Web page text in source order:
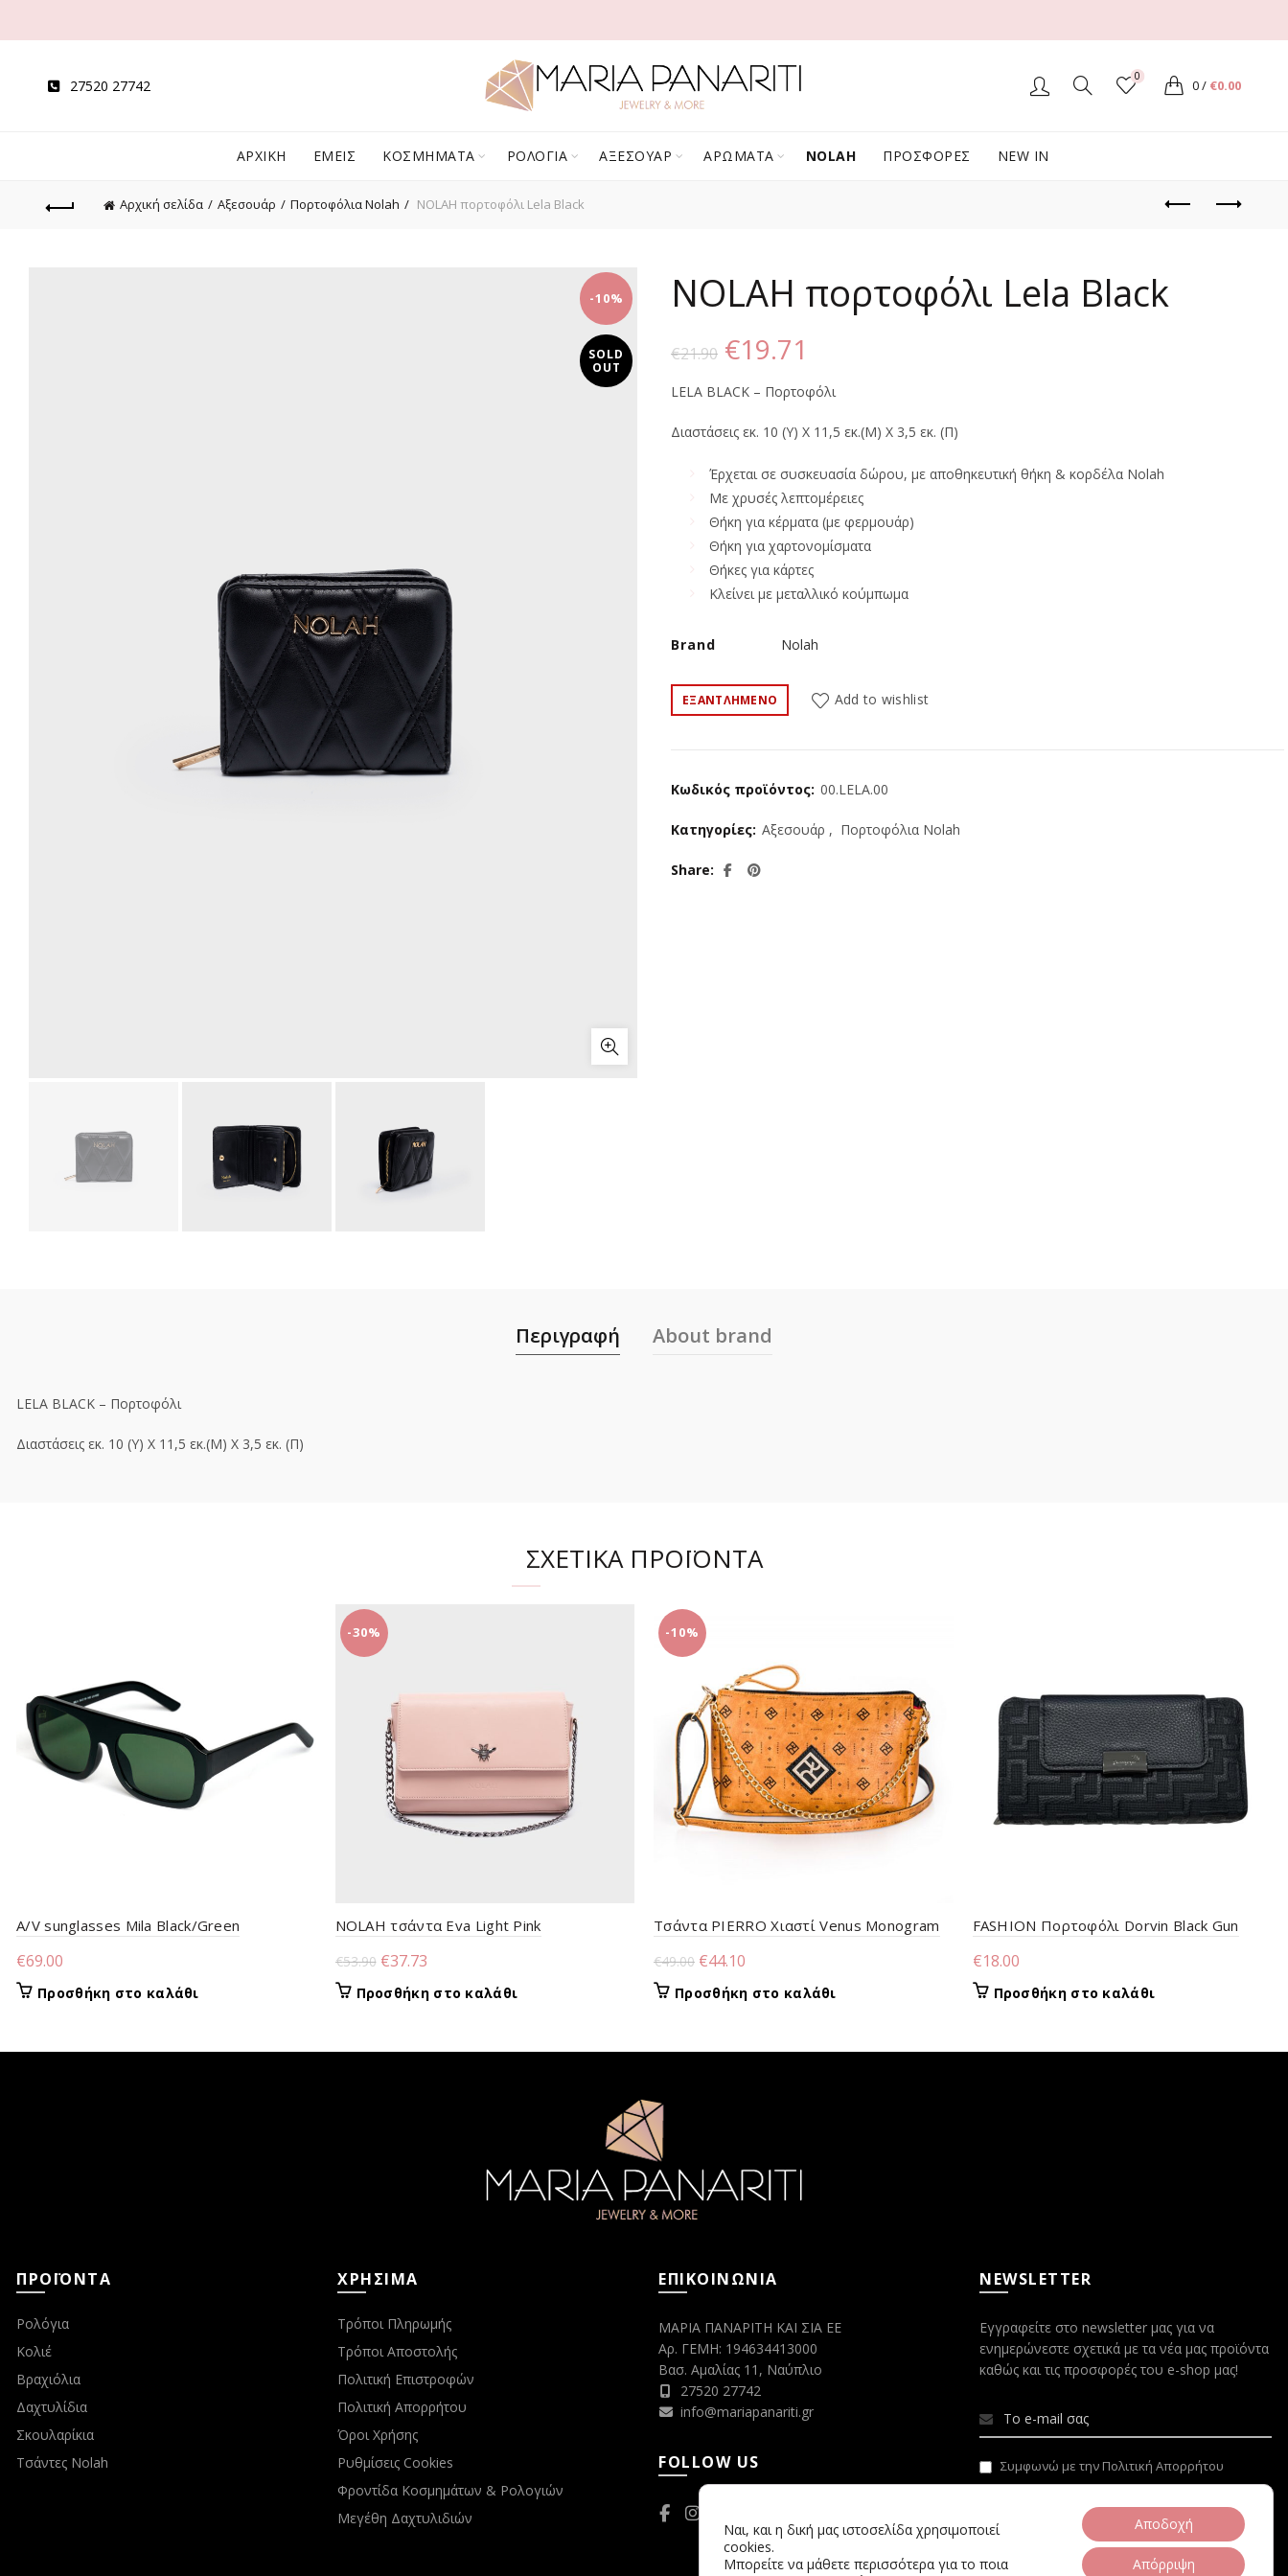
27520 27742
0
0/ €0.00
ΑΡΧΙΚΗ ΕΜΕΙΣ ΚΟΣΜΗΜΑΤΑ ΡΟΛΟΓΙΑ ΑΞΕΣΟΥΑΡ ΑΡΩΜΑΤΑ NOLAH ΠΡΟΣΦΟΡΕΣ NEW IN
Αρχική σελίδα Αξεσουάρ Πορτοφόλια Nolah NOLAH πορτοφόλι Lela Black
-10%
SOLD
OUT
NOLAH πορτοφόλι Lela Black
€21.90 Original
price
was:
€21.90.
€19.71
τρέχουσα
τιμή
είναι:
€19.71.
LELA BLACK – Πορτοφόλι
Διαστάσεις εκ. 10 (Υ) Χ 11,5 εκ.(Μ) Χ 3,5 εκ. (Π)
Έρχεται σε συσκευασία δώρου, με αποθηκευτική θήκη & κορδέλα Nolah
Με χρυσές λεπτομέρειες
Θήκη για κέρματα (με φερμουάρ)
Θήκη για χαρτονομίσματα
Θήκες για κάρτες
Κλείνει με μεταλλικό κούμπωμα
Brand Nolah
ΕΞΑΝΤΛΗΜΈΝΟ Add to wishlist
Κωδικός προϊόντος: 00.LELA.00
Κατηγορίες: Αξεσουάρ , Πορτοφόλια Nolah
Share
Περιγραφή About brand
LELA BLACK – Πορτοφόλι
Διαστάσεις εκ. 10 (Υ) Χ 11,5 εκ.(Μ) Χ 3,5 εκ. (Π)
ΣΧΕΤΙΚΆ ΠΡΟΪΌΝΤΑ
A/V sunglasses Mila Black/Green
€69.00
Προσθήκη στο καλάθι
-30%
NOLAH τσάντα Eva Light Pink
€53.90 Original
price
was:
€37.73Η
τρέχουσα
τιμή
€37.73.
Προσθήκη στο καλάθι
-10%
Τσάντα PIERRO Χιαστί Venus Monogram
€49.00 Original
price
was:
€44.10
τρέχουσα
τιμή
€44.10.
Προσθήκη στο καλάθι
FASHION Πορτοφόλι Dorvin Black Gun
€18.00
Προσθήκη στο καλάθι
ΠΡΟΪΟΝΤΑ
Ρολόγια
Κολιέ
Βραχιόλια
Δαχτυλίδια
Σκουλαρίκια
Τσάντες Nolah
ΧΡΗΣΙΜΑ
Τρόποι Πληρωμής
Τρόποι Αποστολής
Πολιτική Επιστροφών
Πολιτική Απορρήτου
Όροι Χρήσης
Ρυθμίσεις Cookies
Φροντίδα Κοσμημάτων & Ρολογιών
Μεγέθη Δαχτυλιδιών
ΕΠΙΚΟΙΝΩΝΙΑ
ΜΑΡΙΑ ΠΑΝΑΡΙΤΗ ΚΑΙ ΣΙΑ ΕΕ
Αρ. ΓΕΜΗ: 194634413000
Βασ. Αμαλίας 11, Ναύπλιο
27520 27742
info@mariapanariti.gr
FOLLOW US
NEWSLETTER
Εγγραφείτε στο newsletter μας για να
ενημερώνεστε σχετικά με τα νέα μας προϊόντα
καθώς και τις προσφορές του e-shop μας!
Συμφωνώ με την Πολιτική Απορρήτου
Ναι, και η δική μας ιστοσελίδα χρησιμοποιεί
cookies.
Μπορείτε να μάθετε περισσότερα για το ποια
Αποδοχή
Απόρριψη